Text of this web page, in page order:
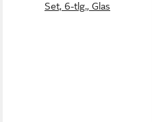
Set, 6-tlg., Glas